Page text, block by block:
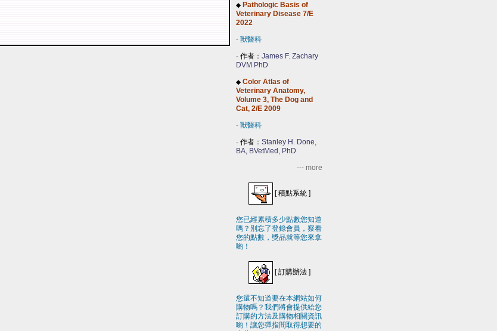
◆ Pathologic Basis of
Veterinary Disease 7/E
2022
- 獸醫科
- 作者： James F. Zachary
DVM PhD
◆ Color Atlas of
Veterinary Anatomy,
Volume 3, The Dog and
Cat, 2/E 2009
- 獸醫科
- 作者： Stanley H. Done,
BA, BVetMed, PhD
--- more
[積點系統 ]
您已經累積多少點數您知道
嗎？別忘了登錄會員，察看
您的點數，獎品就等您來拿
喲！
[訂購辦法]
您還不知道要在本網站如何
購物嗎？我們將會提供給您
訂購的方法及購物相關資訊
喲！讓您彈指間取得想要的